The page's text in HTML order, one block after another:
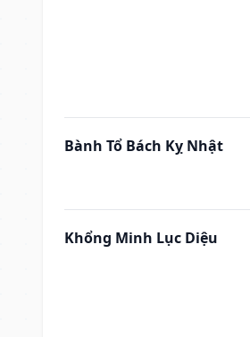
Bành Tổ Bách Kỵ Nhật
Khổng Minh Lục Diệu